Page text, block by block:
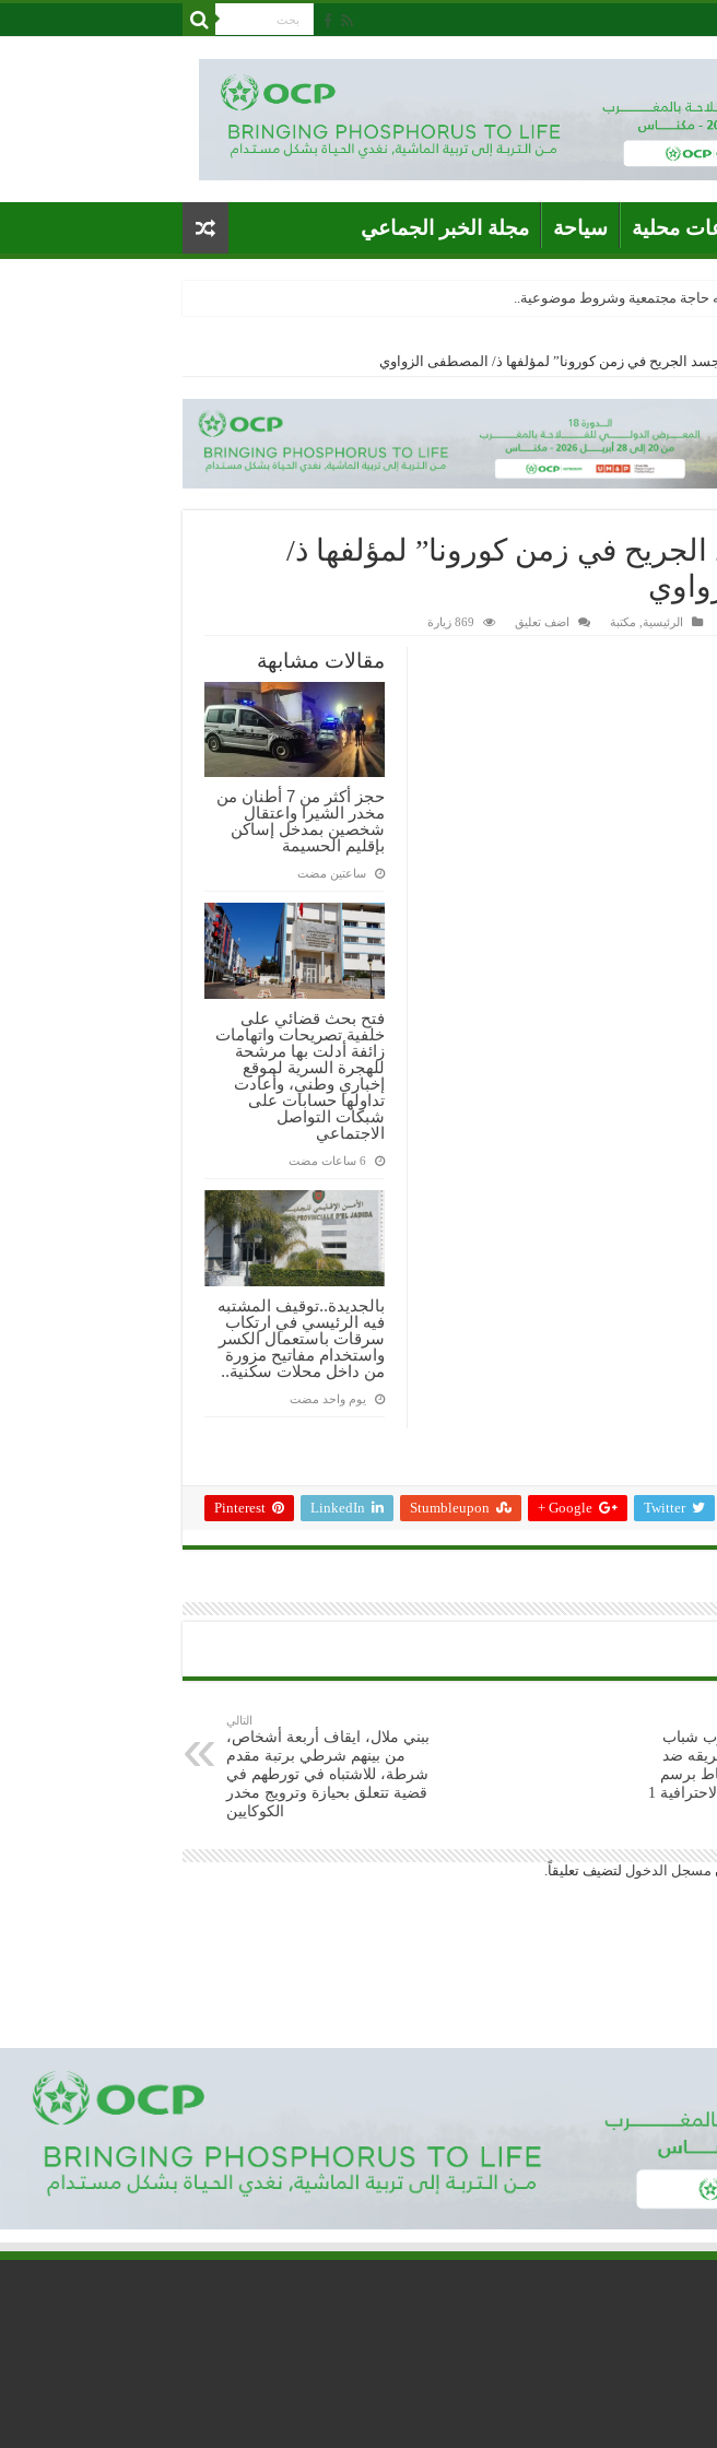
محلية سياحة مجلة الخبر الجماعي
حاجة مجتمعية وشروط موضوعية..
الجريح في زمن كورونا” لمؤلفها ذ/ المصطفى الزواوي
الجريح في زمن كورونا” لمؤلفها ذ/
الرئيسية مكتبة اضف تعليق 869 زيارة
مقالات مشابهة
حجز أكثر من 7 أطنان من
مخدر الشيرا واعتقال
شخصين بمدخل إساكن
بإقليم الحسيمة
‏ساعتين مضت
فتح بحث قضائي على
خلفية تصريحات واتهامات
زائفة أدلت بها مرشحة
للهجرة السرية لموقع
إخباري وطني، وأعادت
تداولها حسابات على
شبكات التواصل
الاجتماعي
بالجديدة..توقيف المشتبه
فيه الرئيسي في ارتكاب
سرقات باستعمال الكسر
واستخدام مفاتيح مزورة
من داخل محلات سكنية..
‏يوم واحد مضت
Twitter
Google +
Stumbleupon
LinkedIn
Pinterest
شباب
ضد
برسم
التالي
ببني ملال، ايقاف أربعة أشخاص،
من بينهم شرطي برتبة مقدم
شرطة، للاشتباه في تورطهم في
قضية تتعلق بحيازة وترويج مخدر
الكوكايين
مسجل الدخول لتضيف تعليقاً.